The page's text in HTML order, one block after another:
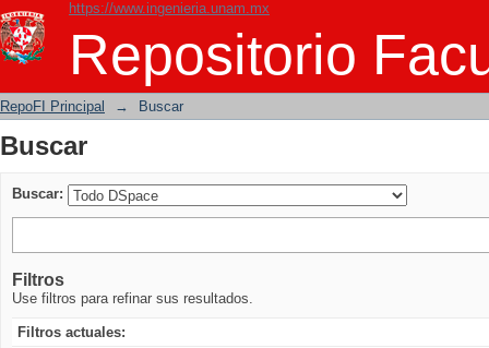
https://www.ingenieria.unam.mx
Repositorio
Buscar
RepoFI Principal → Buscar
Buscar
Buscar:
Filtros
Use filtros para refinar sus resultados.
Filtros actuales: